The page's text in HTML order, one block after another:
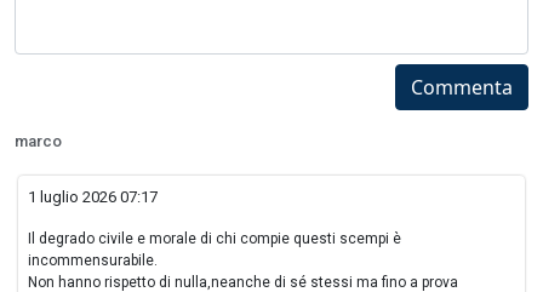
Commenta
marco
1 luglio 2026 07:17
Il degrado civile e morale di chi compie questi scempi è
incommensurabile.
Non hanno rispetto di nulla,neanche di sé stessi ma fino a prova